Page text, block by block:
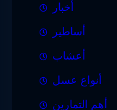
أخبار
أساطير
أعشاب
أنواع عسل
أهم التمارين